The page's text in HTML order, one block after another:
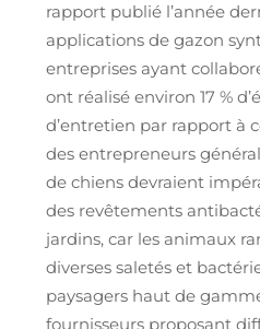
rapport publié l’année
applications de gazon
entreprises ayant
ont réalisé environ 17 %
d’entretien par rapport à
des entrepreneurs
de chiens devraient
des revêtements
jardins, car les animaux
diverses saletés et
paysagers haut de
fournisseurs proposant